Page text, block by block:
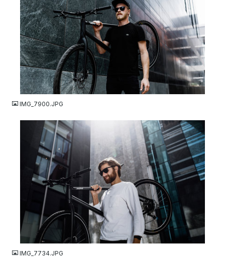
JPG
IMG_7900.JPG
JPG
IMG_7734.JPG